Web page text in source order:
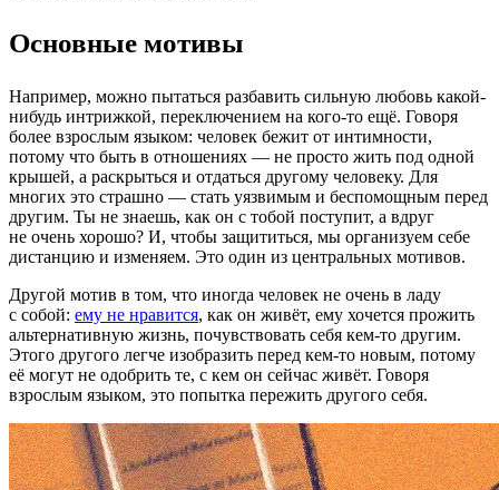
Основные мотивы
Например, можно пытаться разбавить сильную любовь какой-
нибудь интрижкой, переключением на кого-то ещё. Говоря
более взрослым языком: человек бежит от интимности,
потому что быть в отношениях — не просто жить под одной
крышей, а раскрыться и отдаться другому человеку. Для
многих это страшно — стать уязвимым и беспомощным перед
другим. Ты не знаешь, как он с тобой поступит, а вдруг
не очень хорошо? И, чтобы защититься, мы организуем себе
дистанцию и изменяем. Это один из центральных мотивов.
Другой мотив в том, что иногда человек не очень в ладу
с собой: ему не нравится, как он живёт, ему хочется прожить
альтернативную жизнь, почувствовать себя кем-то другим.
Этого другого легче изобразить перед кем-то новым, потому
её могут не одобрить те, с кем он сейчас живёт. Говоря
взрослым языком, это попытка пережить другого себя.